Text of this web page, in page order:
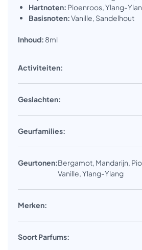
Hartnoten: Pioenroos, Ylang-
Basisnoten:Vanille, Sandelhout
Inhoud: 8ml
Activiteiten:
Geslachten:
Geurfamilies:
Geurtonen:Bergamot, Mandarijn,
Vanille, Ylang-Ylang
Merken:
Soort Parfums: